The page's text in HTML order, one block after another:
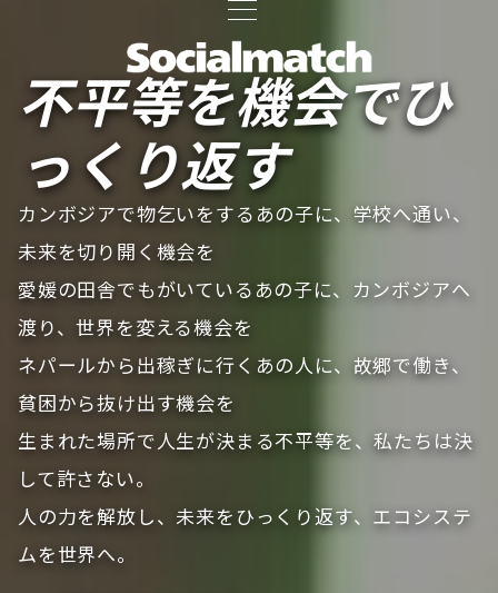
不平等を機会でひ
っくり返す
カンボジアで物乞いをするあの子に、学校へ通い、
未来を切り開く機会を
愛媛の田舎でもがいているあの子に、カンボジアへ
渡り、世界を変える機会を
ネパールから出稼ぎに行くあの人に、故郷で働き、
貧困から抜け出す機会を
生まれた場所で人生が決まる不平等を、私たちは決
して許さない。
人の力を解放し、未来をひっくり返す、エコシステ
ムを世界へ。